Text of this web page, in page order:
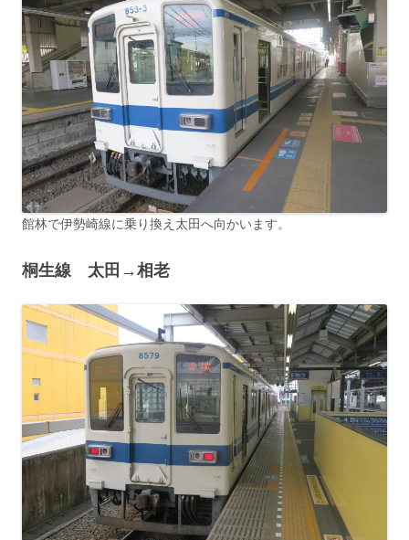
館林で伊勢崎線に乗り換え太田へ向かいます。
桐生線 太田→相老